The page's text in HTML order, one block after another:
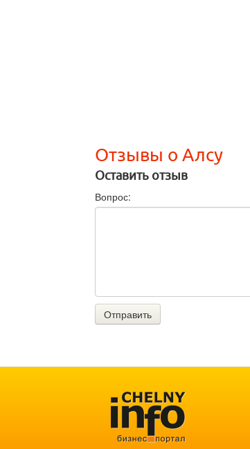
Отзывы о Алсу
Оставить отзыв
Вопрос:
Отправить